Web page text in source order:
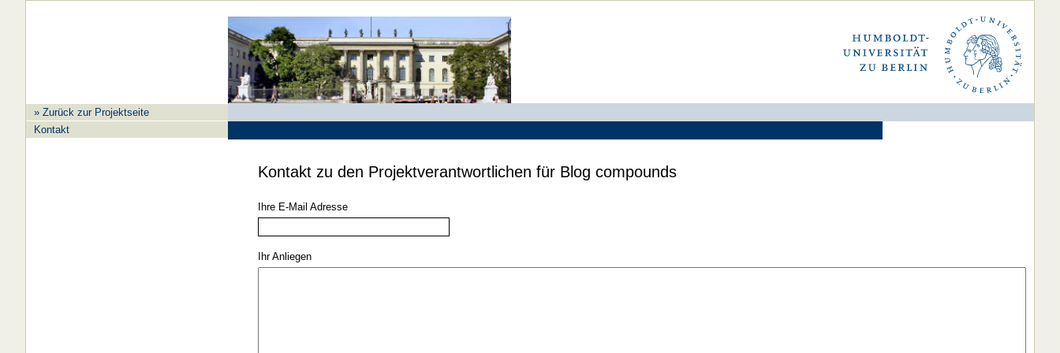
» Zurück zur Projektseite
Kontakt
Kontakt zu den Projektverantwortlichen für Blog compounds
Ihre E-Mail Adresse
Ihr Anliegen